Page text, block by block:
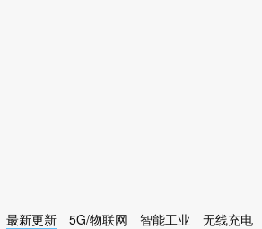
最新更新 5G/物联网 智能工业 无线充电